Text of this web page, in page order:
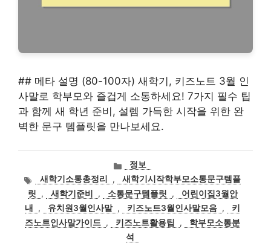
## 메타 설명 (80-100자) 새학기, 키즈노트 3월 인
사말로 학부모와 즐겁게 소통하세요! 7가지 필수 팁
과 함께 새 학년 준비, 설렘 가득한 시작을 위한 완
벽한 문구 템플릿을 만나보세요.
카
테
고
리
정보
태
그
새학기소통총정리 ,
새학기시작학부모소통문구템플
릿
, 새학기준비 , 소통문구템플릿 ,
어린이집3월안
내
, 유치원3월인사말 , 키즈노트3월인사말모음 ,
키
즈노트인사말가이드 , 키즈노트활용팁 ,
학부모소통분
석